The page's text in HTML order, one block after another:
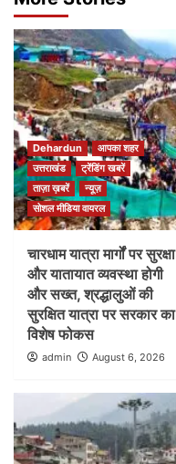
Dehardun
आपका शहर
उत्तराखंड
ट्रेंडिंग खबरें
ताज़ा ख़बरें
न्यूज़
सोशल मीडिया वायरल
चारधाम यात्रा मार्गों पर सुरक्षा
और यातायात व्यवस्था होगी
और सख्त, श्रद्धालुओं की
सुरक्षित यात्रा पर सरकार का
विशेष फोकस
admin August 6, 2026